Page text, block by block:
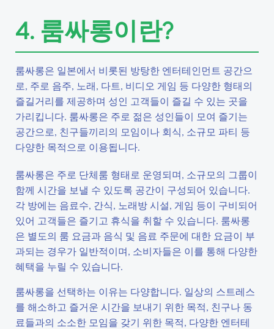
4. 룸싸롱이란?
룸싸롱은 일본에서 비롯된 방탕한 엔터테인먼트 공간으
로, 주로 음주, 노래, 다트, 비디오 게임 등 다양한 형태의
즐길거리를 제공하며 성인 고객들이 즐길 수 있는 곳을
가리킵니다. 룸싸롱은 주로 젊은 성인들이 모여 즐기는
공간으로, 친구들끼리의 모임이나 회식, 소규모 파티 등
다양한 목적으로 이용됩니다.
룸싸롱은 주로 단체룸 형태로 운영되며, 소규모의 그룹이
함께 시간을 보낼 수 있도록 공간이 구성되어 있습니다.
각 방에는 음료수, 간식, 노래방 시설, 게임 등이 구비되어
있어 고객들은 즐기고 휴식을 취할 수 있습니다. 룸싸롱
은 별도의 룸 요금과 음식 및 음료 주문에 대한 요금이 부
과되는 경우가 일반적이며, 소비자들은 이를 통해 다양한
혜택을 누릴 수 있습니다.
룸싸롱을 선택하는 이유는 다양합니다. 일상의 스트레스
를 해소하고 즐거운 시간을 보내기 위한 목적, 친구나 동
료들과의 소소한 모임을 갖기 위한 목적, 다양한 엔터테